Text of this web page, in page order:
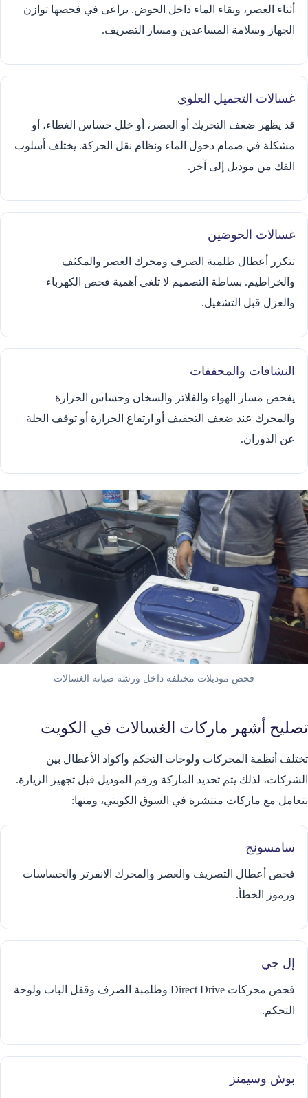
أثناء العصر، وبقاء الماء داخل الحوض. يراعى في فحصها توازن
الجهاز وسلامة المساعدين ومسار التصريف.
غسالات التحميل العلوي
قد يظهر ضعف التحريك أو العصر، أو خلل حساس الغطاء، أو
مشكلة في صمام دخول الماء ونظام نقل الحركة. يختلف أسلوب
الفك من موديل إلى آخر.
غسالات الحوضين
تتكرر أعطال طلمبة الصرف ومحرك العصر والمكثف
والخراطيم. بساطة التصميم لا تلغي أهمية فحص الكهرباء
والعزل قبل التشغيل.
النشافات والمجففات
يفحص مسار الهواء والفلاتر والسخان وحساس الحرارة
والمحرك عند ضعف التجفيف أو ارتفاع الحرارة أو توقف الحلة
عن الدوران.
فحص موديلات مختلفة داخل ورشة صيانة الغسالات
تصليح أشهر ماركات الغسالات في الكويت
تختلف أنظمة المحركات ولوحات التحكم وأكواد الأعطال بين
الشركات، لذلك يتم تحديد الماركة ورقم الموديل قبل تجهيز الزيارة.
نتعامل مع ماركات منتشرة في السوق الكويتي، ومنها:
سامسونج
فحص أعطال التصريف والعصر والمحرك الانفرتر والحساسات
ورموز الخطأ.
إل جي
فحص محركات Direct Drive وطلمبة الصرف وقفل الباب ولوحة
التحكم.
بوش وسيمنز